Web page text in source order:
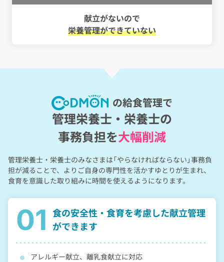
献立がないので
栄養管理ができていない
の給食管理で
管理栄養士・栄養士の
事務負担を大幅削減
管理栄養士・栄養士のみなさまは「やらなければならない」事務負
担が減ることで、 よりご自身の専門性を活かすゆとりが生まれ、
食育を意識した取り組みに時間を使えるようになります。
01 食の安全性・食育を考慮した献立管理
ができます
アレルギー献立、離乳食献立に対応